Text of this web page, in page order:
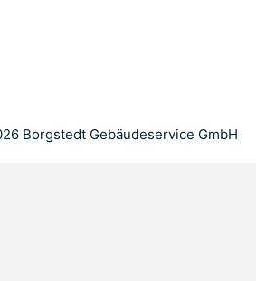
Borgstedt Gebäudeservice GmbH